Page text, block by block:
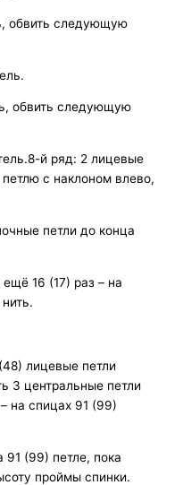
обвить следующую
обвить следующую
й ряд: 2 лицевые
петлю с наклоном влево,
петли до конца
16 (17) раз – на
лицевые петли
3 центральные петли
на спицах 91 (99)
(99) петле, пока
проймы спинки.